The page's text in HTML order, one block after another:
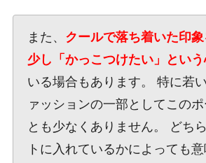
また、 クールで落ち着いた印象
少し「かっこつけたい」とい
いる場合もあります。 特に若
ァッションの一部としてこの
とも少なくありません。 どち
トに入れているかによっても